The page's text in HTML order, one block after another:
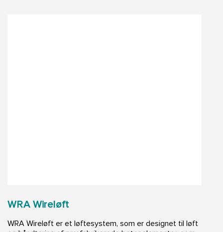
WRA Wireløft
WRA Wireløft er et løftesystem, som er designet til løft